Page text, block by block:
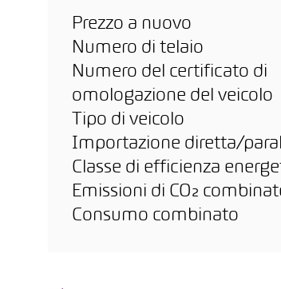
Prezzo a nuovo
Numero di telaio
Numero del certificato di
omologazione del veicolo
Tipo di veicolo
Importazione diretta/
Classe di efficienza
Emissioni di CO₂
Consumo combinato